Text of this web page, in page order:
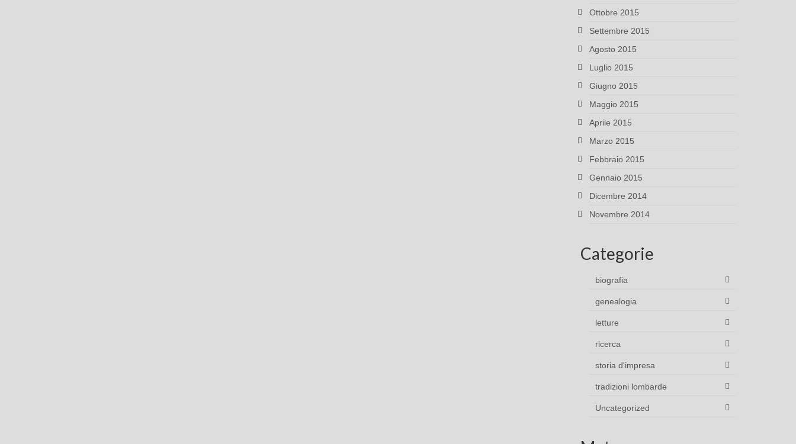
Ottobre 2015
Settembre 2015
Agosto 2015
Luglio 2015
Giugno 2015
Maggio 2015
Aprile 2015
Marzo 2015
Febbraio 2015
Gennaio 2015
Dicembre 2014
Novembre 2014
Categorie
biografia
genealogia
letture
ricerca
storia d'impresa
tradizioni lombarde
Uncategorized